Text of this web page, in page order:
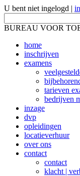
U bent niet ingelogd |
BUREAU VOOR
home
inschrijven
examens
tarieven
bedrijven
inzage
dvp
opleidingen
locatieverhuur
over ons
contact
contact
klacht |